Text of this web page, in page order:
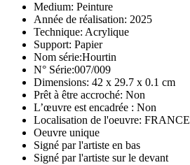
Medium: Peinture
Année de réalisation: 2025
Technique: Acrylique
Support: Papier
Nom série:Hourtin
N° Série:007/009
Dimensions: 42 x 29.7 x 0.1 cm
Prêt à être accroché: Non
L’œuvre est encadrée : Non
Localisation de l'oeuvre: FRANCE
Oeuvre unique
Signé par l'artiste en bas
Signé par l'artiste sur le devant